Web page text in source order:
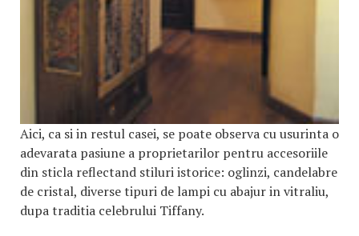
Aici, ca si in restul casei, se poate observa cu usurinta o
adevarata pasiune a proprietarilor pentru accesoriile
din sticla reflectand stiluri istorice: oglinzi, candelabre
de cristal, diverse tipuri de lampi cu abajur in vitraliu,
dupa traditia celebrului Tiffany.